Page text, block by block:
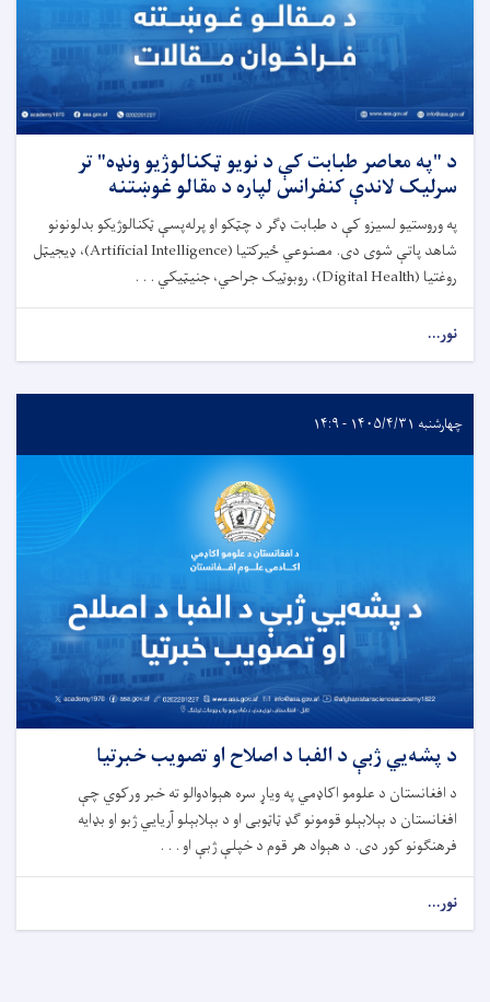
د "په معاصر طبابت کې د نویو ټکنالوژیو ونډه" تر
سرلیک لاندې کنفرانس لپاره د مقالو غوښتنه
په وروستیو لسیزو کې د طبابت ډګر د چټکو او پرله‌پسې ټکنالوژیکو بدلونونو
شاهد پاتې شوی دی. مصنوعي ځیرکتیا (Artificial Intelligence)، ډیجیټل
روغتیا (Digital Health)، روبوټیک جراحي، جنیټیکي . . .
نور...
چهارشنبه ۱۴۰۵/۴/۳۱ - ۱۴:۹
د پشه‌یي ژبې د الفبا د اصلاح او تصویب خبرتیا
د افغانستان د علومو اکاډمي په ویاړ سره هېوادوالو ته خبر ورکوي چې
افغانستان د بېلابېلو قومونو ګډ ټاټوبی او د بېلابېلو آریایي ژبو او بډایه
فرهنګونو کور دی. د هېواد هر قوم د خپلې ژبې او . . .
نور...